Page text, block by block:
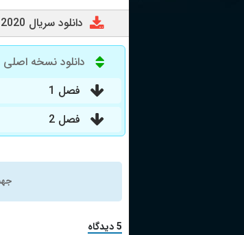
دانلود سریال Young Wallander 2020
دانلود نسخه اصلی
فصل 1
فصل 2
5 دیدگاه